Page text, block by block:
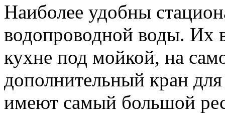
Наиболее удобны
водопроводной воды. Их
кухне под мойкой, на
дополнительный кран
имеют самый большой